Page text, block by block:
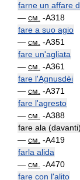
farne un affare
— см. -A318
fare a suo agio
— см. -A351
fare un'agliata
— см. -A361
fare l'Agnusdèi
— см. -A371
fare l'agresto
— см. -A388
fare ala (davanti)
— см. -A419
farla alida
— см. -A470
fare con l'alito